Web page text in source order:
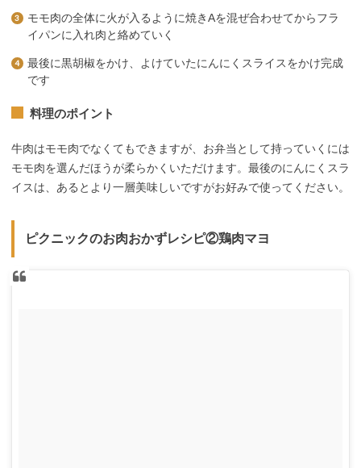
モモ肉の全体に火が入るように焼きAを混ぜ合わせてからフラ
イパンに入れ肉と絡めていく
最後に黒胡椒をかけ、よけていたにんにくスライスをかけ完成
です
料理のポイント
牛肉はモモ肉でなくてもできますが、お弁当として持っていくには
モモ肉を選んだほうが柔らかくいただけます。最後のにんにくスラ
イスは、あるとより一層美味しいですがお好みで使ってください。
ピクニックのお肉おかずレシピ②鶏肉マヨ